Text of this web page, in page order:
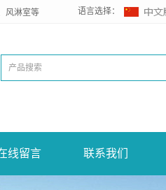
风淋室等 语言选择：
线留言 联系我们